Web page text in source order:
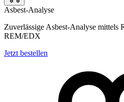
Asbest-Analyse
Zuverlässige Asbest-Analyse mittels
REM/EDX
Jetzt bestellen